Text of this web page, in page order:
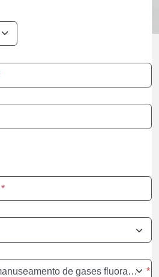
*
Tens certificação no manuseamento de gases fluorados? *